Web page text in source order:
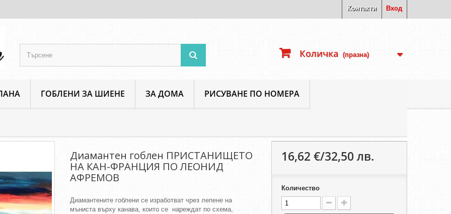
Вход
Контакти
ГОБЛЕНИ ЗА ШИЕНЕ ЗА ДОМА РИСУВАНЕ ПО НОМЕРА
Количка (празна)
Диамантен гоблен ПРИСТАНИЩЕТО
НА КАН-ФРАНЦИЯ ПО ЛЕОНИД
АФРЕМОВ
Диамантените гоблени се изработват чрез лепене на
мъниста върху канава, които се нареждат по схема,
16,62 €/32,50 лв.
Количество